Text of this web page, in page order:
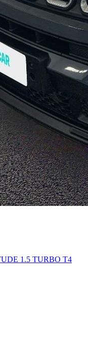
1.5 TURBO T4